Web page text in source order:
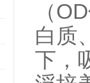
（
白质
下，